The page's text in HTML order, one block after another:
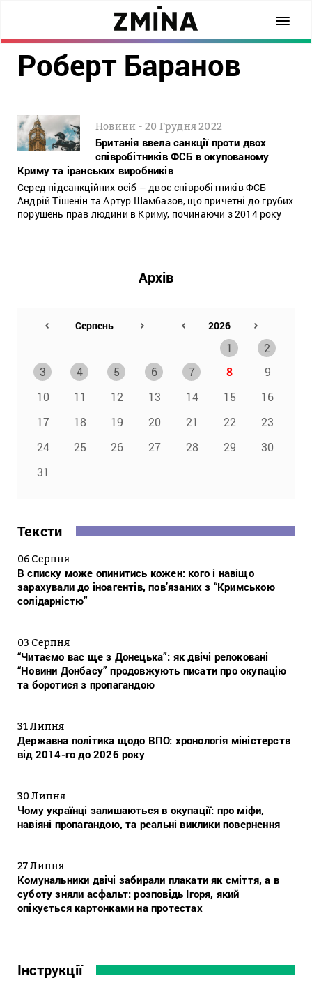
Роберт Баранов
Новини -20 Грудня 2022
Британія ввела санкції проти двох
співробітників ФСБ в окупованому
Криму та іранських виробників
Серед підсанкційних осіб – двоє співробітників ФСБ
Андрій Тішенін та Артур Шамбазов, що причетні до грубих
порушень прав людини в Криму, починаючи з 2014 року
Архів
1
2
3
4 5 6 7 8
9
10
11 12 13 14 15
16
17
18 19 20 21 22
23
24
25 26 27 28 29
30
31
Тексти
06 Серпня
В списку може опинитись кожен: кого і навіщо
зарахували до іноагентів, пов’язаних з “Кримською
солідарністю”
03 Серпня
“Читаємо вас ще з Донецька”: як двічі релоковані
“Новини Донбасу” продовжують писати про окупацію
та боротися з пропагандою
31 Липня
Державна політика щодо ВПО: хронологія міністерств
від 2014-го до 2026 року
30 Липня
Чому українці залишаються в окупації: про міфи,
навіяні пропагандою, та реальні виклики повернення
27 Липня
Комунальники двічі забирали плакати як сміття, а в
суботу зняли асфальт: розповідь Ігоря, який
опікується картонками на протестах
Інструкції